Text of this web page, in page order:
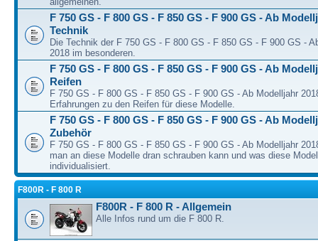
F 750 GS - F 800 GS - F 850 GS - F 900 GS - Ab
Technik
Die Technik der F 750 GS - F 800 GS - F 850 GS - F 900 GS -
2018 im besonderen.
F 750 GS - F 800 GS - F 850 GS - F 900 GS - Ab
Reifen
F 750 GS - F 800 GS - F 850 GS - F 900 GS - Ab Modelljahr
Erfahrungen zu den Reifen für diese Modelle.
F 750 GS - F 800 GS - F 850 GS - F 900 GS - Ab
Zubehör
F 750 GS - F 800 GS - F 850 GS - F 900 GS - Ab Modelljahr
man an diese Modelle dran schrauben kann und was diese
individualisiert.
F800R - F 800 R
F800R - F 800 R - Allgemein
Alle Infos rund um die F 800 R.